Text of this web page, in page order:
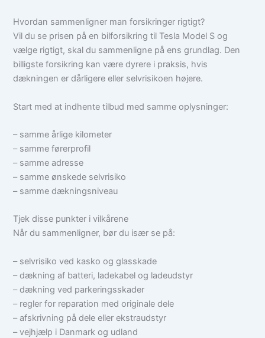
Hvordan sammenligner man forsikringer rigtigt?
Vil du se prisen på en bilforsikring til Tesla Model S og
vælge rigtigt, skal du sammenligne på ens grundlag. Den
billigste forsikring kan være dyrere i praksis, hvis
dækningen er dårligere eller selvrisikoen højere.
Start med at indhente tilbud med samme oplysninger:
– samme årlige kilometer
– samme førerprofil
– samme adresse
– samme ønskede selvrisiko
– samme dækningsniveau
Tjek disse punkter i vilkårene
Når du sammenligner, bør du især se på:
– selvrisiko ved kasko og glasskade
– dækning af batteri, ladekabel og ladeudstyr
– dækning ved parkeringsskader
– regler for reparation med originale dele
– afskrivning på dele eller ekstraudstyr
– vejhjælp i Danmark og udland